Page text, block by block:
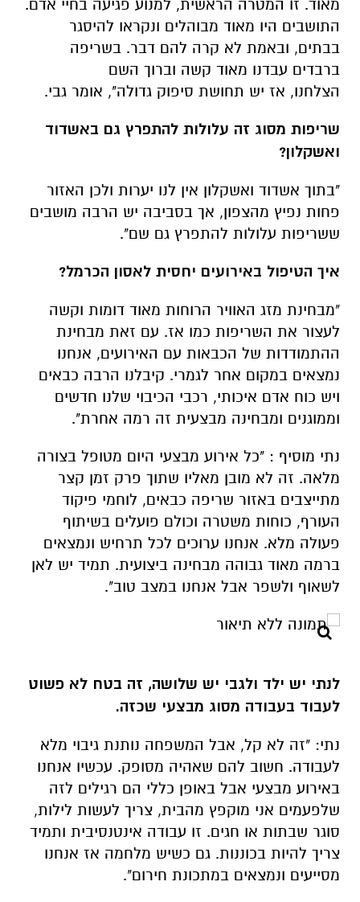
מאוד. זו המטרה הראשית, למנוע פגיעה בחיי אדם.
התושבים היו מאוד מבוהלים ונקראו להיסגר
בבתים, ובאמת לא קרה להם דבר. בשריפה
ברבדים עבדנו מאוד קשה וברוך השם
הצלחנו, אז יש תחושת סיפוק גדולה", אומר גבי.
שריפות מסוג זה עלולות להתפרץ גם באשדוד
ואשקלון?
"בתוך אשדוד ואשקלון אין לנו יערות ולכן האזור
פחות נפיץ מהצפון, אך בסביבה יש הרבה מושבים
ששריפות עלולות להתפרץ גם שם".
איך הטיפול באירועים יחסית לאסון הכרמל?
"מבחינת מזג האוויר הרוחות מאוד דומות וקשה
לעצור את השריפות כמו אז. עם זאת מבחינת
ההתמודדות של הכבאות עם האירועים, אנחנו
נמצאים במקום אחר לגמרי. קיבלנו הרבה כבאים
ויש כוח אדם איכותי, רכבי הכיבוי שלנו חדשים
וממוגנים ומבחינה מבצעית זה רמה אחרת".
נתי מוסיף : "כל אירוע מבצעי היום מטופל בצורה
מלאה. זה לא מובן מאליו שתוך פרק זמן קצר
מתייצבים באזור שריפה כבאים, לוחמי פיקוד
העורף, כוחות משטרה וכולם פועלים בשיתוף
פעולה מלא. אנחנו ערוכים לכל תרחיש ונמצאים
ברמה מאוד גבוהה מבחינה ביצועית. תמיד יש לאן
לשאוף ולשפר אבל אנחנו במצב טוב".
לנתי יש ילד ולגבי יש שלושה, זה בטח לא פשוט
לעבוד בעבודה מסוג מבצעי שכזה.
נתי: "זה לא קל, אבל המשפחה נותנת גיבוי מלא
לעבודה. חשוב להם שאהיה מסופק. עכשיו אנחנו
באירוע מבצעי אבל באופן כללי הם רגילים לזה
שלפעמים אני מוקפץ מהבית, צריך לעשות לילות,
סוגר שבתות או חגים. זו עבודה אינטנסיבית ותמיד
צריך להיות בכוננות. גם כשיש מלחמה אז אנחנו
מסייעים ונמצאים במתכונת חירום".